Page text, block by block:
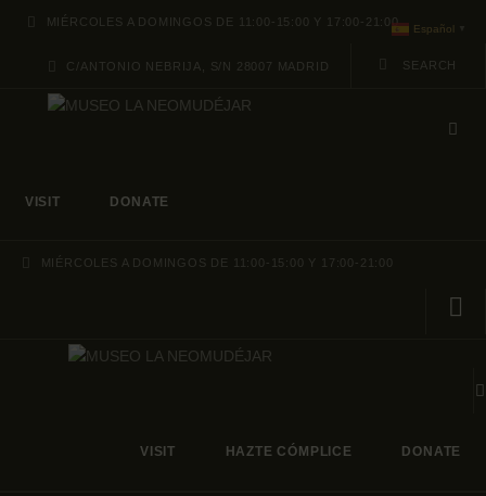
MIÉRCOLES A DOMINGOS DE 11:00-15:00 Y 17:00-21:00
C/ANTONIO NEBRIJA, S/N 28007 MADRID
VISIT DONATE
MIÉRCOLES A DOMINGOS DE 11:00-15:00 Y 17:00-21:00
VISIT HAZTE CÓMPLICE DONATE
Español